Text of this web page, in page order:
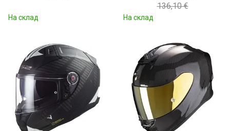
На склад
136,10 €
На склад